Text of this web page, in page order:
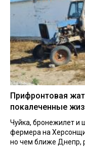
Прифронтовая
покалеченные
Чуйка, бронежилет и
фермера на
но чем ближе Днепр,